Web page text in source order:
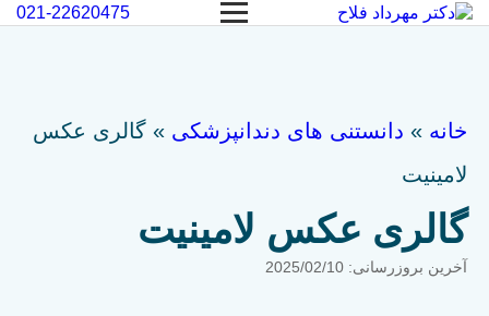
Open
021-22620475
خانه » دانستنی های دندانپزشکی » گالری عکس
لامینیت
گالری عکس لامینیت
آخرین بروزرسانی: 2025/02/10